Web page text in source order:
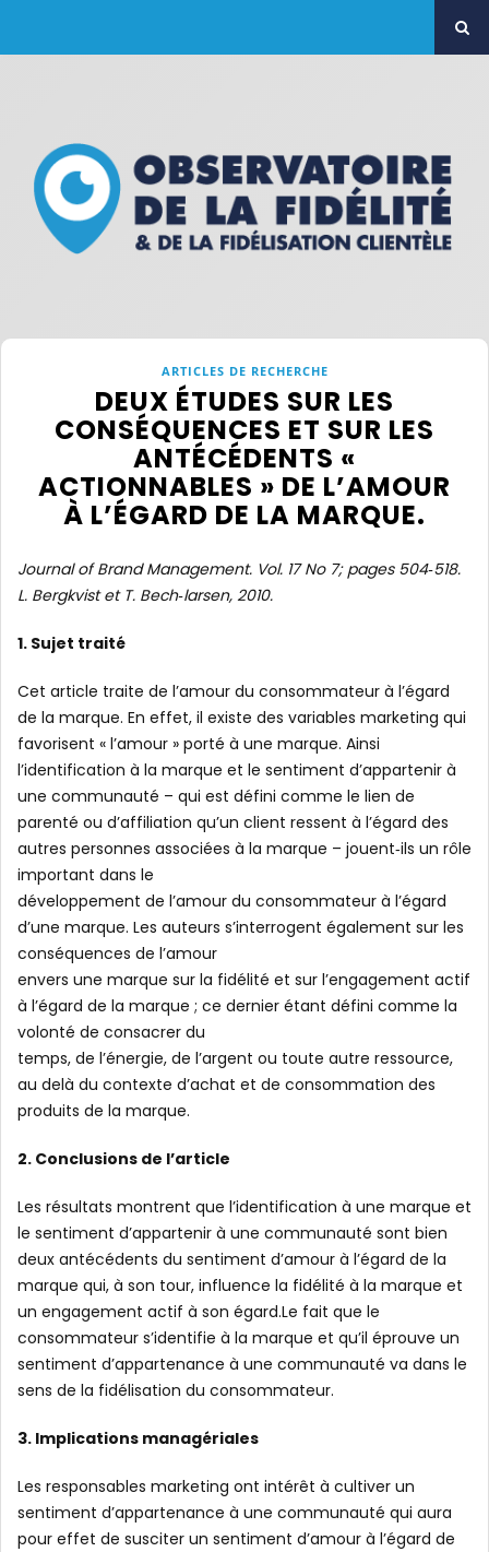
ARTICLES DE RECHERCHE
DEUX ÉTUDES SUR LES
CONSÉQUENCES ET SUR LES
ANTÉCÉDENTS «
ACTIONNABLES » DE L’AMOUR
À L’ÉGARD DE LA MARQUE.
Journal of Brand Management. Vol. 17 No 7; pages 504‐518.
L. Bergkvist et T. Bech‐larsen, 2010.
1. Sujet traité
Cet article traite de l’amour du consommateur à l’égard
de la marque. En effet, il existe des variables marketing qui
favorisent « l’amour » porté à une marque. Ainsi
l’identification à la marque et le sentiment d’appartenir à
une communauté – qui est défini comme le lien de
parenté ou d’affiliation qu’un client ressent à l’égard des
autres personnes associées à la marque – jouent‐ils un rôle
important dans le
développement de l’amour du consommateur à l’égard
d’une marque. Les auteurs s’interrogent également sur les
conséquences de l’amour
envers une marque sur la fidélité et sur l’engagement actif
à l’égard de la marque ; ce dernier étant défini comme la
volonté de consacrer du
temps, de l’énergie, de l’argent ou toute autre ressource,
au delà du contexte d’achat et de consommation des
produits de la marque.
2. Conclusions de l’article
Les résultats montrent que l’identification à une marque et
le sentiment d’appartenir à une communauté sont bien
deux antécédents du sentiment d’amour à l’égard de la
marque qui, à son tour, influence la fidélité à la marque et
un engagement actif à son égard.Le fait que le
consommateur s’identifie à la marque et qu’il éprouve un
sentiment d’appartenance à une communauté va dans le
sens de la fidélisation du consommateur.
3. Implications managériales
Les responsables marketing ont intérêt à cultiver un
sentiment d’appartenance à une communauté qui aura
pour effet de susciter un sentiment d’amour à l’égard de